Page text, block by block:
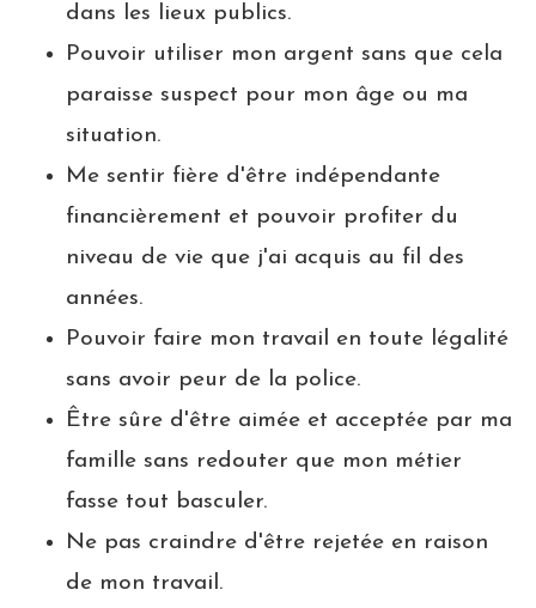
dans les lieux publics.
Pouvoir utiliser mon argent sans que cela
paraisse suspect pour mon âge ou ma
situation.
Me sentir fière d'être indépendante
financièrement et pouvoir profiter du
niveau de vie que j'ai acquis au fil des
années.
Pouvoir faire mon travail en toute légalité
sans avoir peur de la police.
Être sûre d'être aimée et acceptée par ma
famille sans redouter que mon métier
fasse tout basculer.
Ne pas craindre d'être rejetée en raison
de mon travail.